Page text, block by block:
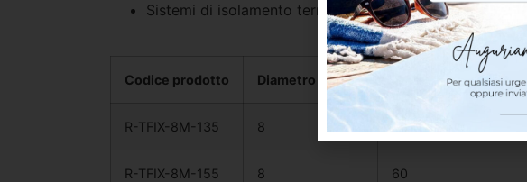
Sistemi di isolamento termico esterno a cappotto
Codice prodotto Diametro d (mm) Diametro disco D
R-TFIX-8M-135 8 60
R-TFIX-8M-155 8 60